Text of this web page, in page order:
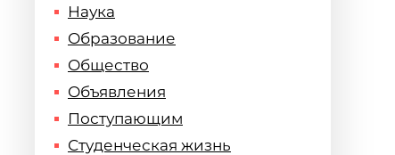
Наука
Образование
Общество
Объявления
Поступающим
Студенческая жизнь